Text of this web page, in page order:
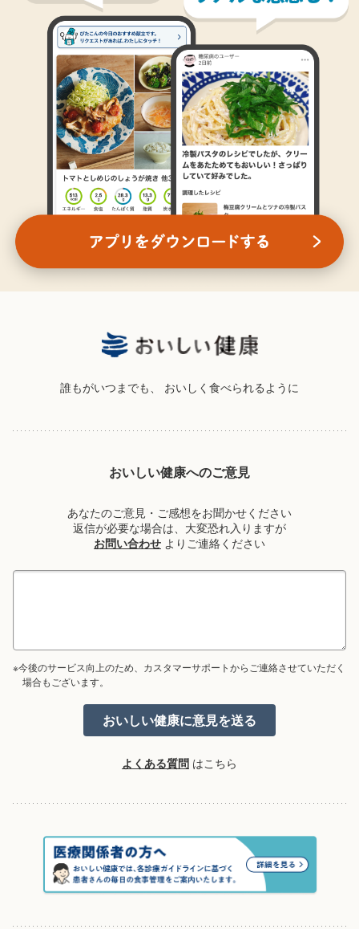
誰もがいつまでも、 おいしく食べられるように
おいしい健康へのご意見
あなたのご意見・ご感想をお聞かせください
返信が必要な場合は、大変恐れ入りますが
お問い合わせ よりご連絡ください
※今後のサービス向上のため、カスタマーサポートからご連絡させていただく
場合もございます。
よくある質問 はこちら